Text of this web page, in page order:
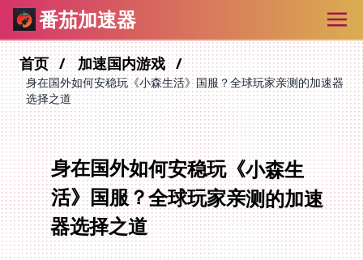
番茄加速器
首页 加速国内游戏
身在国外如何安稳玩《小森生活》国服？全球玩家亲测的加速器
选择之道
身在国外如何安稳玩《小森生
活》国服？全球玩家亲测的加速
器选择之道